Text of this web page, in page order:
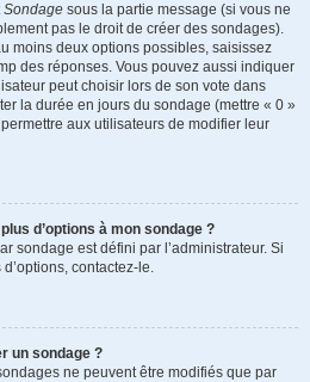
Sondage sous la partie message (si vous ne
pas le droit de créer des sondages).
moins deux options possibles, saisissez
des réponses. Vous pouvez aussi indiquer
peut choisir lors de son vote dans
la durée en jours du sondage (mettre « 0 »
aux utilisateurs de modifier leur
d’options à mon sondage ?
sondage est défini par l’administrateur. Si
contactez-le.
un sondage ?
ne peuvent être modifiés que par